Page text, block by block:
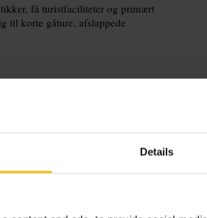
Details
få turistfaciliteter og primært
til korte gåture, afslappede
længere gåtur. Medbring vand og
til beboerne, hold
bus- eller traminformation for